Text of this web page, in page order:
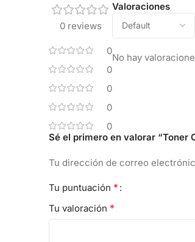
0 reviews
0
0
0
0
0
Valoraciones
No hay
Sé el primero en valorar “Toner
Tu dirección de correo
Tu puntuación *
Tu valoración *